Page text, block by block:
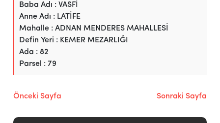
Baba Adı : VASFİ
Anne Adı : LATİFE
Mahalle : ADNAN MENDERES MAHALLESİ
Defin Yeri : KEMER MEZARLIĞI
Ada : 82
Parsel : 79
Önceki Sayfa Sonraki Sayfa